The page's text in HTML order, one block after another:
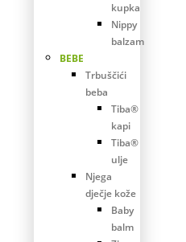
kupka
Nippy
balzam
BEBE
Trbuščići
beba
Tiba®
kapi
Tiba®
ulje
Njega
dječje kože
Baby
balm